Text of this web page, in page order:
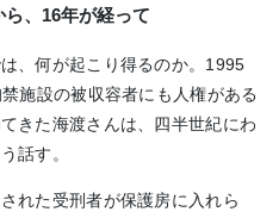
、16年が経って
、何が起こり得るのか。1995
施設の被収容者にも人権がある
きた海渡さんは、四半世紀にわ
話す。
れた受刑者が保護房に入れら